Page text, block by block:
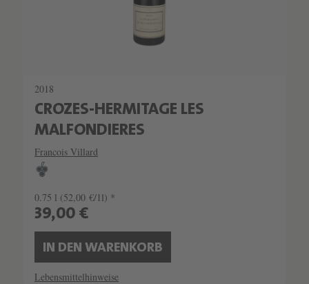
2018
CROZES-HERMITAGE LES
MALFONDIERES
Francois Villard
0.75 l (52,00 €/1l) *
39,00 €
IN DEN WARENKORB
Lebensmittelhinweise